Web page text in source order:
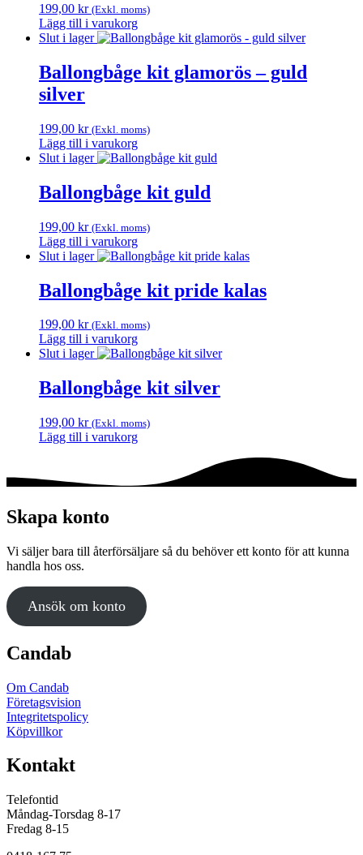
199,00 kr (Exkl. moms)
Lägg till i varukorg
Slut i lager
Ballongbåge kit glamorös – guld
silver
199,00 kr (Exkl. moms)
Lägg till i varukorg
Slut i lager
Ballongbåge kit guld
199,00 kr (Exkl. moms)
Lägg till i varukorg
Slut i lager
Ballongbåge kit pride kalas
199,00 kr (Exkl. moms)
Lägg till i varukorg
Slut i lager
Ballongbåge kit silver
199,00 kr (Exkl. moms)
Lägg till i varukorg
Skapa konto
Vi säljer bara till återförsäljare så du behöver ett konto för att kunna
handla hos oss.
Ansök om konto
Candab
Om Candab
Företagsvision
Integritetspolicy
Köpvillkor
Kontakt
Telefontid
Måndag-Torsdag 8-17
Fredag 8-15